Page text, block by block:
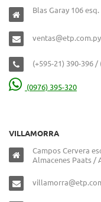
Blas Garay 106
ventas@etp.com.py
(+595-21) 390-396
(0976) 395-320
VILLAMORRA
Campos Cervera
Almacenes Paats /